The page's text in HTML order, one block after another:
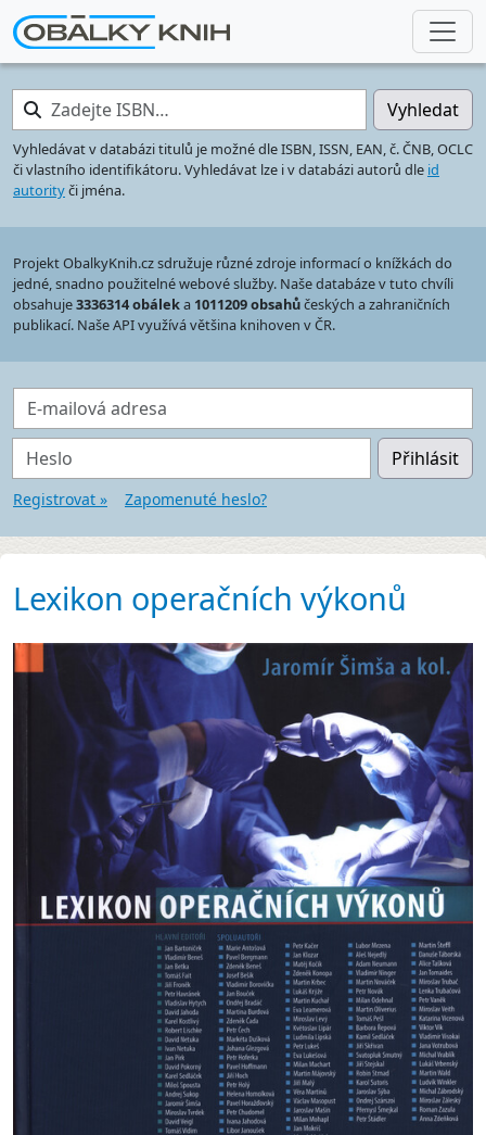
Zadejte ISBN… Vyhledat
Vyhledávat v databázi titulů je možné dle ISBN, ISSN, EAN, č. ČNB, OCLC
či vlastního identifikátoru. Vyhledávat lze i v databázi autorů dle id
autorityči jména.
Projekt ObalkyKnih.cz sdružuje různé zdroje informací o knížkách do
jedné, snadno použitelné webové služby. Naše databáze v tuto chvíli
obsahuje3336314 obáleka 1011209 obsahůčeských a zahraničních
publikací. Naše API využívá většina knihoven v ČR.
E-mailová adresa
Heslo Přihlásit
Registrovat » Zapomenuté heslo?
Lexikon operačních výkonů